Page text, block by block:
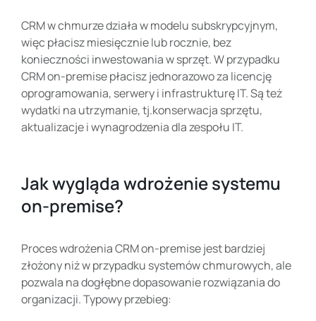
CRM w chmurze działa w modelu subskrypcyjnym,
więc płacisz miesięcznie lub rocznie, bez
konieczności inwestowania w sprzęt. W przypadku
CRM on-premise płacisz jednorazowo za licencję
oprogramowania, serwery i infrastrukturę IT. Są też
wydatki na utrzymanie, tj.konserwacja sprzętu,
aktualizacje i wynagrodzenia dla zespołu IT.
Jak wygląda wdrożenie systemu
on-premise?
Proces wdrożenia CRM on-premise jest bardziej
złożony niż w przypadku systemów chmurowych, ale
pozwala na dogłębne dopasowanie rozwiązania do
organizacji. Typowy przebieg: